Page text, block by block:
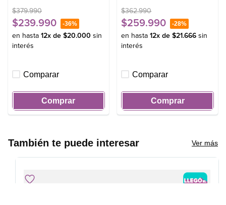
$379.990
$239.990 -36%
en hasta 12x de $20.000 sin
interés
Comparar
Comprar
$362.990
$259.990 -28%
en hasta 12x de $21 .666 sin
interés
Comparar
Comprar
También te puede interesar Ver más